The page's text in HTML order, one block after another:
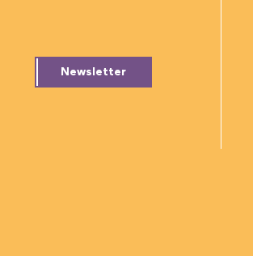
Newsletter